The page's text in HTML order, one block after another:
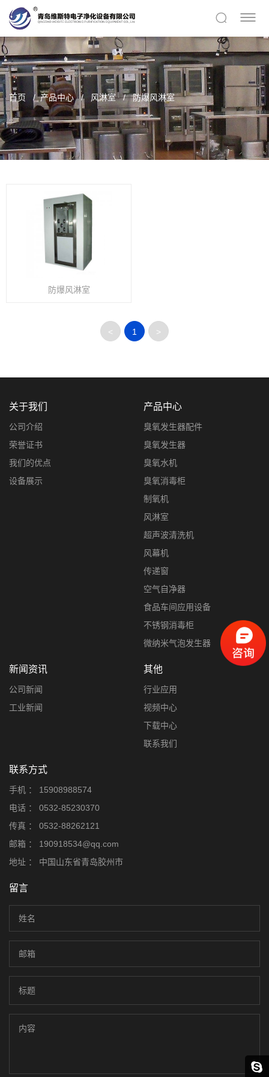
首页 产品中心 风淋室 防爆风淋室
防爆风淋室
< 1 >
关于我们
公司介绍
荣誉证书
我们的优点
设备展示
产品中心
臭氧发生器配件
臭氧发生器
臭氧水机
臭氧消毒柜
制氧机
风淋室
超声波清洗机
风幕机
传递窗
空气自净器
食品车间应用设备
不锈钢消毒柜
微纳米气泡发生器
新闻资讯
公司新闻
工业新闻
其他
行业应用
视频中心
下载中心
联系我们
联系方式
手机 ：
15908988574
电话 ：
0532-85230370
传真 ：
0532-88262121
邮箱 ：
190918534@qq.com
地址 ：
中国山东省青岛胶州市
留言